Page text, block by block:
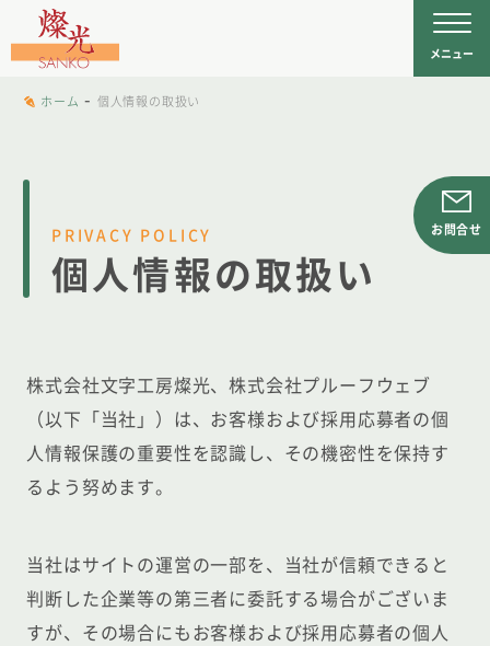
文字工房燦光 メニュー
お問合せ
ホーム - 個人情報の取扱い
PRIVACY POLICY
個人情報の取扱い
株式会社文字工房燦光、株式会社プルーフウェブ
（以下「当社」）は、お客様および採用応募者の個
人情報保護の重要性を認識し、その機密性を保持す
るよう努めます。
当社はサイトの運営の一部を、当社が信頼できると
判断した企業等の第三者に委託する場合がございま
すが、その場合にもお客様および採用応募者の個人